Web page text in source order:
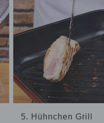
5. Hühnchen Grill